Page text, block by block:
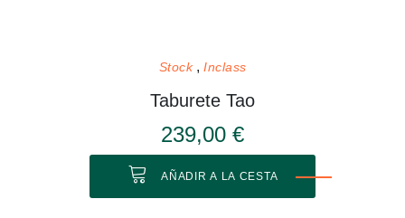
Stock Inclass
Taburete Tao
239,00 €
AÑADIR A LA CESTA